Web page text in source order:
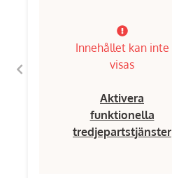
Innehållet kan inte
visas
Aktivera
funktionella
tredjepartstjänster